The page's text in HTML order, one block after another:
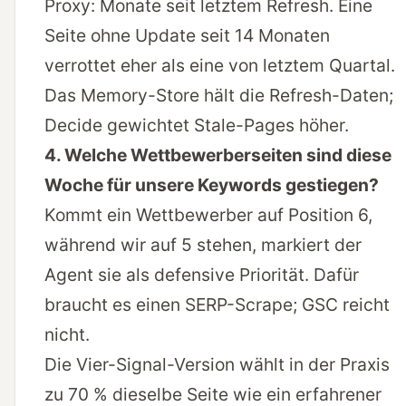
Proxy: Monate seit letztem Refresh. Eine
Seite ohne Update seit 14 Monaten
verrottet eher als eine von letztem Quartal.
Das Memory-Store hält die Refresh-Daten;
Decide gewichtet Stale-Pages höher.
4. Welche Wettbewerberseiten sind diese
Woche für unsere Keywords gestiegen?
Kommt ein Wettbewerber auf Position 6,
während wir auf 5 stehen, markiert der
Agent sie als defensive Priorität. Dafür
braucht es einen SERP-Scrape; GSC reicht
nicht.
Die Vier-Signal-Version wählt in der Praxis
zu 70 % dieselbe Seite wie ein erfahrener